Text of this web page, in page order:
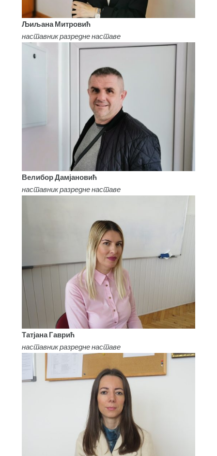
Љиљана Митровић
наставник разредне наставе
Велибор Дамјановић
наставник разредне наставе
Татјана Гаврић
наставник разредне наставе